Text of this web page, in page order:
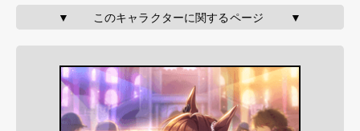
▼       このキャラクターに関するページ        ▼